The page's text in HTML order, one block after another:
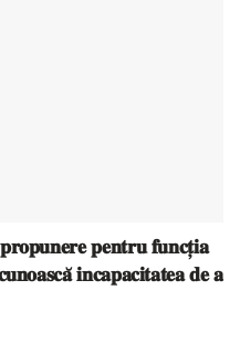
𝐩𝐞𝐧𝐭𝐫𝐮 𝐟𝐮𝐧𝐜𝐭̦𝐢𝐚
𝐢𝐧𝐜𝐚𝐩𝐚𝐜𝐢𝐭𝐚𝐭𝐞𝐚 𝐝𝐞 𝐚